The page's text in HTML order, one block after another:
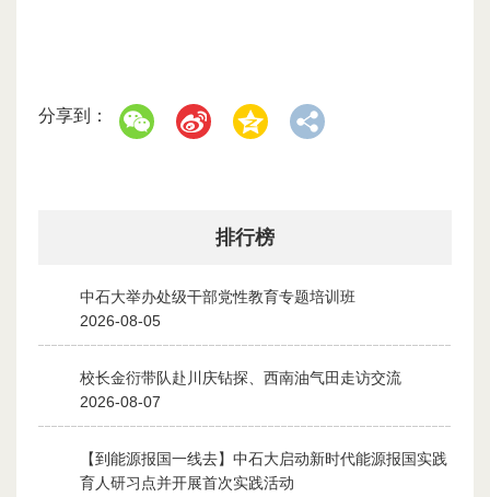
分享到：
排行榜
中石大举办处级干部党性教育专题培训班
2026-08-05
校长金衍带队赴川庆钻探、西南油气田走访交流
2026-08-07
【到能源报国一线去】中石大启动新时代能源报国实践
育人研习点并开展首次实践活动